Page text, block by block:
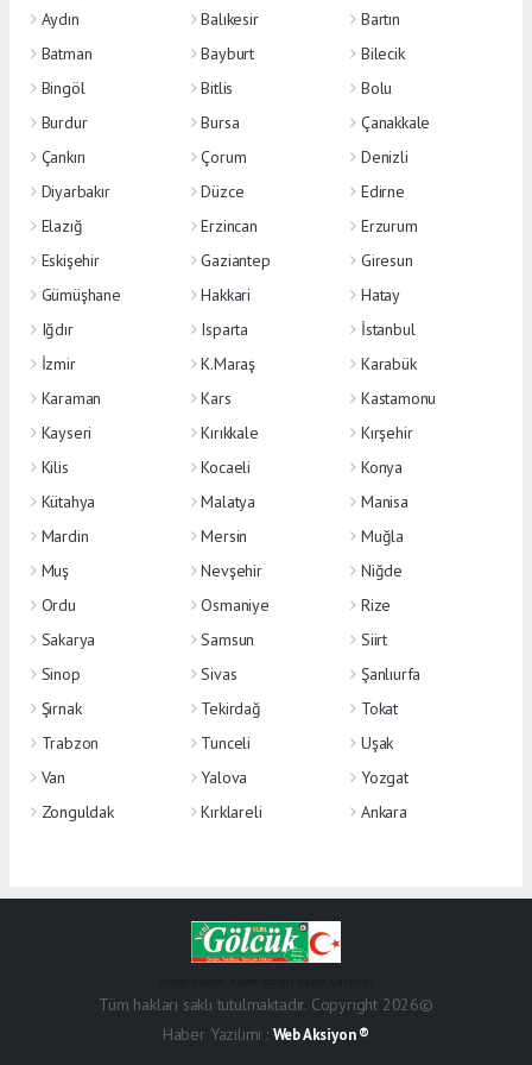
Aydın
Balıkesir
Bartın
Batman
Bayburt
Bilecik
Bingöl
Bitlis
Bolu
Burdur
Bursa
Çanakkale
Çankırı
Çorum
Denizli
Diyarbakır
Düzce
Edirne
Elazığ
Erzincan
Erzurum
Eskişehir
Gaziantep
Giresun
Gümüşhane
Hakkari
Hatay
Iğdır
Isparta
İstanbul
İzmir
K.Maraş
Karabük
Karaman
Kars
Kastamonu
Kayseri
Kırıkkale
Kırşehir
Kilis
Kocaeli
Konya
Kütahya
Malatya
Manisa
Mardin
Mersin
Muğla
Muş
Nevşehir
Niğde
Ordu
Osmaniye
Rize
Sakarya
Samsun
Siirt
Sinop
Sivas
Şanlıurfa
Şırnak
Tekirdağ
Tokat
Trabzon
Tunceli
Uşak
Van
Yalova
Yozgat
Zonguldak
Kırklareli Ankara
Tüm hakları saklı tutulmaktadır. Copyright 2026©
Haber Yazılımı : Web Aksiyon ®